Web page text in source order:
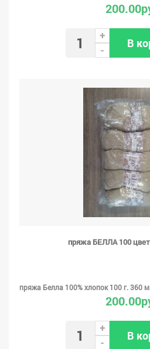
+
-
В
пряжа БЕЛЛА 100
пряжа Белла 100% хлопок 100 г. 360
+
-
В